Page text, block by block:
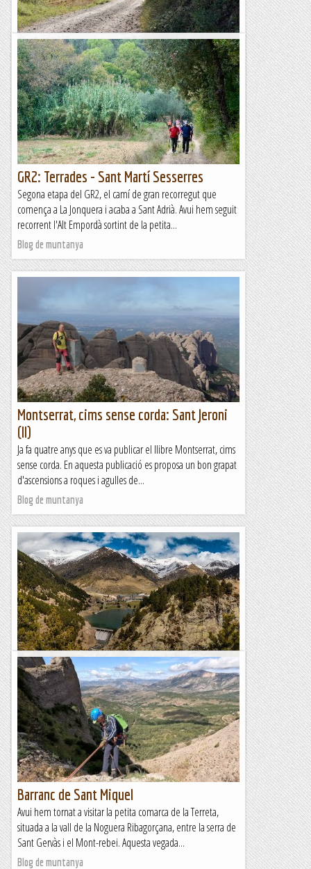
GR2: Sant Martí Sesserres - Besalú
Una nova etapa del GR2, el camí de gran recorregut que
comença a la Jonquera i acaba a Sant Adrià de Besòs. Avui
hem deixat enrere l’Alt Empordà i hem entrat a la...
Blog de muntanya
GR2: Terrades - Sant Martí Sesserres
Segona etapa del GR2, el camí de gran recorregut que
comença a La Jonquera i acaba a Sant Adrià. Avui hem seguit
recorrent l'Alt Empordà sortint de la petita...
Blog de muntanya
Montserrat, cims sense corda: Sant Jeroni
(II)
Ja fa quatre anys que es va publicar el llibre Montserrat, cims
sense corda. En aquesta publicació es proposa un bon grapat
d'ascensions a roques i agulles de...
Blog de muntanya
Revisitant la vall de Núria
El so del cremallera arriba puntual, com una agulla d’hora,
des de la vall inferior. Des de lluny, el veiem despenjar-se
lentament per la muntanya, trencant el silenci amb una...
A un tir de pedra
Barranc de Sant Miquel
Avui hem tornat a visitar la petita comarca de la Terreta,
situada a la vall de la Noguera Ribagorçana, entre la serra de
Sant Gervàs i el Mont-rebei. Aquesta vegada...
Blog de muntanya